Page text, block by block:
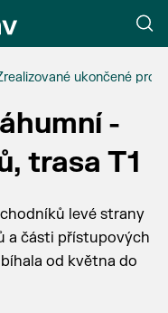
ukončené
-
trasa T1
levé strany
a části přístupových
od května do